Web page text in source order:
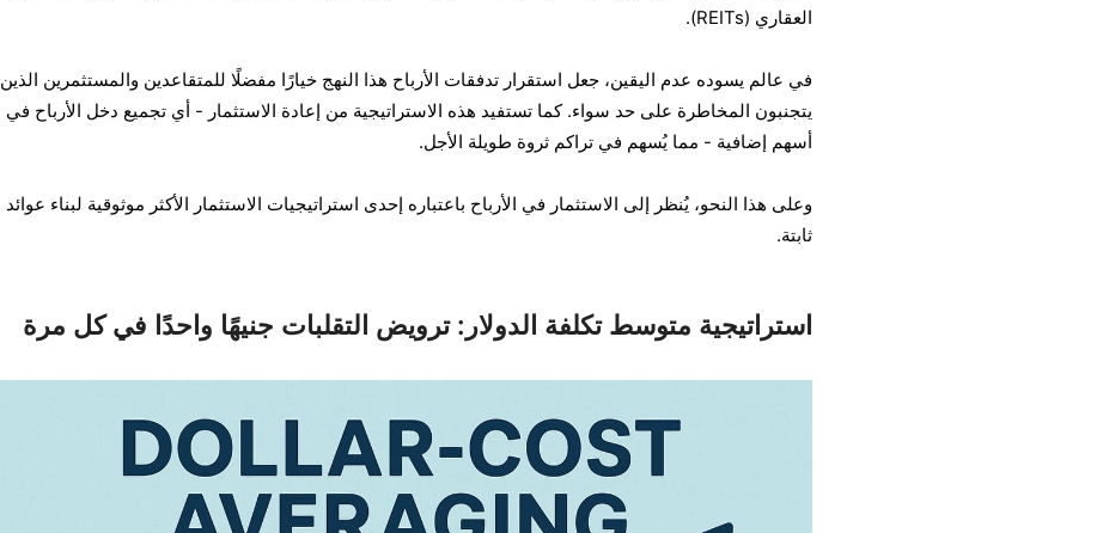
العقاري (REITs).
في عالم يسوده عدم اليقين، جعل استقرار تدفقات الأرباح هذا النهج خيارًا مفضلًا للمتقاعدين والمستثمرين الذين
يتجنبون المخاطرة على حد سواء. كما تستفيد هذه الاستراتيجية من إعادة الاستثمار - أي تجميع دخل الأرباح في
أسهم إضافية - مما يُسهم في تراكم ثروة طويلة الأجل.
وعلى هذا النحو، يُنظر إلى الاستثمار في الأرباح باعتباره إحدى استراتيجيات الاستثمار الأكثر موثوقية لبناء عوائد
ثابتة.
استراتيجية متوسط تكلفة الدولار: ترويض التقلبات جنيهًا واحدًا في كل مرة